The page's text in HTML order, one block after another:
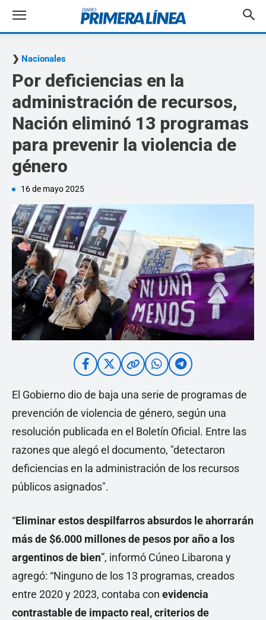
Nacionales
Por deficiencias en la
administración de recursos,
Nación eliminó 13 programas
para prevenir la violencia de
género
16 de mayo 2025
El Gobierno dio de baja una serie de programas de
prevención de violencia de género, según una
resolución publicada en el Boletín Oficial. Entre las
razones que alegó el documento, "detectaron
deficiencias en la administración de los recursos
públicos asignados".
“Eliminar estos despilfarros absurdos le ahorrarán
más de $6.000 millones de pesos por año a los
argentinos de bien”, informó Cúneo Libarona y
agregó: “Ninguno de los 13 programas, creados
entre 2020 y 2023, contaba con evidencia
contrastable de impacto real, criterios de